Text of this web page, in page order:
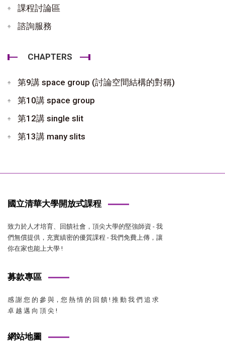
課程討論區
諮詢服務
CHAPTERS
第9講 space group (討論空間結構的對稱)
第10講 space group
第12講 single slit
第13講 many slits
國立清華大學開放式課程
致力於人才培育、回饋社會，頂尖大學的堅強師資 - 我
們無償提供，充實縝密的優質課程 - 我們免費上傳，讓
你在家也能上大學 !
募款專區
感 謝 您 的 參 與，您 熱 情 的 回 饋 ! 推 動 我 們 追 求
卓 越 邁 向 頂 尖 !
網站地圖